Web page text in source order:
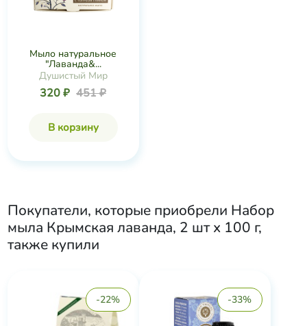
Мыло натуральное
"Лаванда&...
Душистый Мир
320 ₽ 451 ₽
В корзину
Покупатели, которые приобрели Набор
мыла Крымская лаванда, 2 шт х 100 г,
также купили
-22% -33%